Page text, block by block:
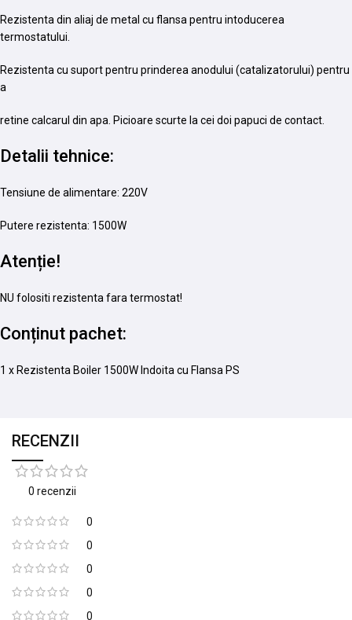
Rezistenta din aliaj de metal cu flansa pentru intoducerea
termostatului.
Rezistenta cu suport pentru prinderea anodului (catalizatorului) pentru
a
retine calcarul din apa. Picioare scurte la cei doi papuci de contact.
Detalii tehnice:
Tensiune de alimentare: 220V
Putere rezistenta: 1500W
Atenție!
NU folositi rezistenta fara termostat!
Conținut pachet:
1 x Rezistenta Boiler 1500W Indoita cu Flansa PS
RECENZII
0 recenzii
0
0
0
0
0